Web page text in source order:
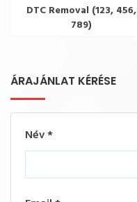
DTC Removal (123, 456,
789)
ÁRAJÁNLAT KÉRÉSE
Név*